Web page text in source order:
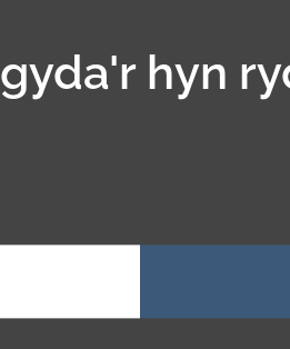
gyda'r hyn